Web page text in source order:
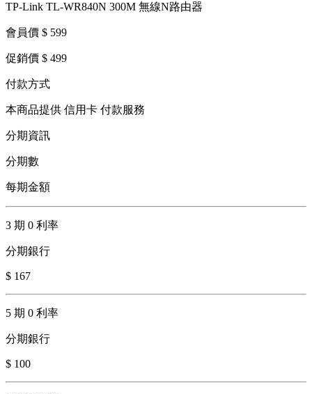
TP-Link TL-WR840N 300M 無線N路由器
會員價 $ 599
促銷價 $ 499
付款方式
本商品提供 信用卡 付款服務
分期資訊
分期數
每期金額
3 期 0 利率
分期銀行
$ 167
5 期 0 利率
分期銀行
$ 100